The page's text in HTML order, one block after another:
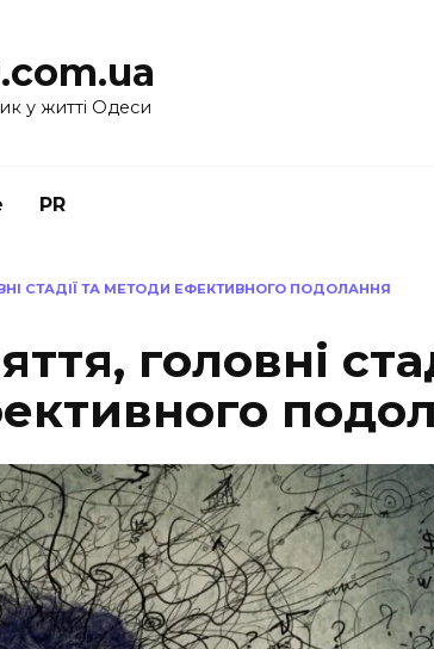
у житті Одеси
PR
СТАДІЇ ТА МЕТОДИ ЕФЕКТИВНОГО ПОДОЛАННЯ
головні